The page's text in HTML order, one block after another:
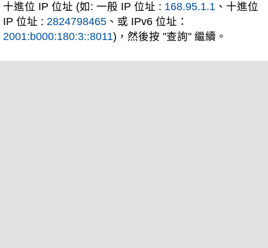
十進位 IP 位址 (如: 一般 IP 位址 : 168.95.1.1 、十進位
IP 位址 : 2824798465 、或 IPv6 位址：
2001:b000:180:3::8011)，然後按 "查詢" 繼續。